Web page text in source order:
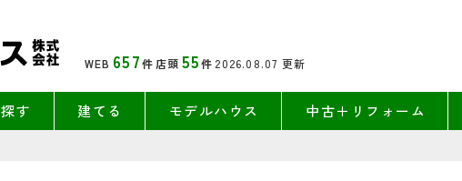
WEB 657件 店頭 55件 2026.08.07 更新
探す 建てる モデルハウス 中古＋リフォーム